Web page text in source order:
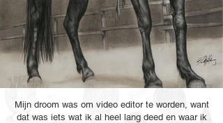
Mijn droom was om video editor te worden, want
dat was iets wat ik al heel lang deed en waar ik